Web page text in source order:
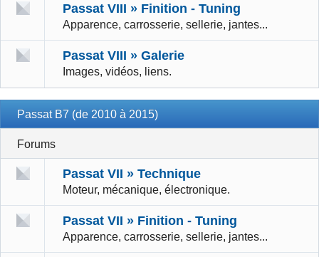
Passat VIII » Finition - Tuning
Apparence, carrosserie, sellerie, jantes...
Passat VIII » Galerie
Images, vidéos, liens.
Passat B7 (de 2010 à 2015)
Forums
Passat VII » Technique
Moteur, mécanique, électronique.
Passat VII » Finition - Tuning
Apparence, carrosserie, sellerie, jantes...